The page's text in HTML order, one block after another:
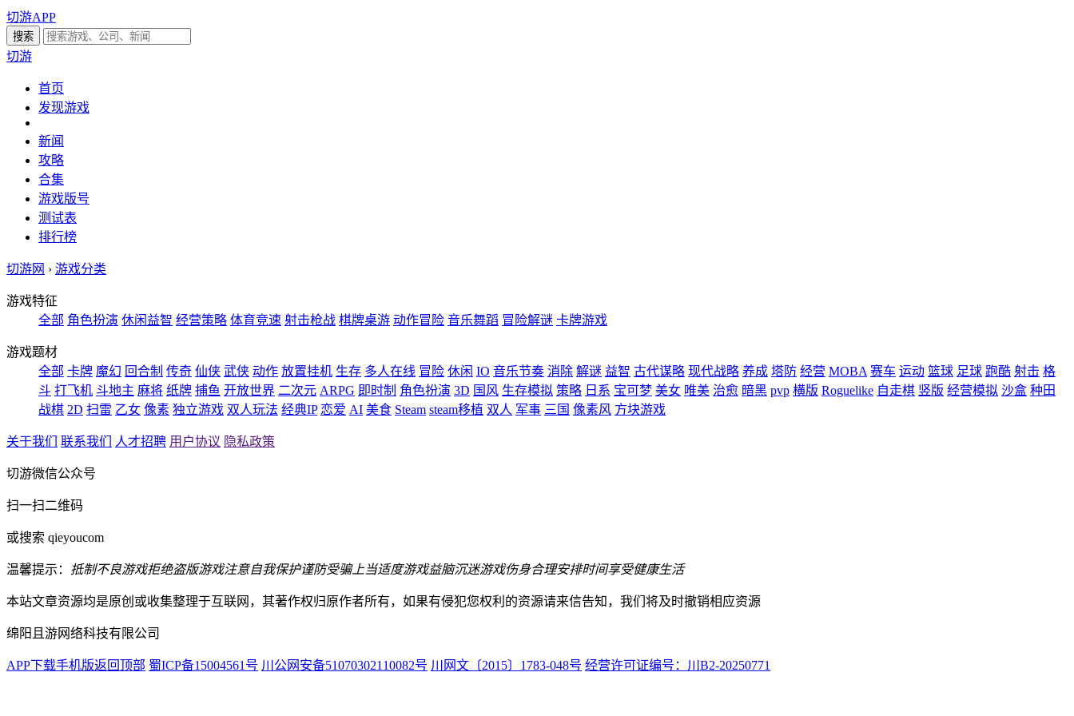
切游APP
切游
首页
发现游戏
新闻
攻略
合集
游戏版号
测试表
排行榜
切游网 › 游戏分类
游戏特征
全部 角色扮演 休闲益智 经营策略 体育竞速 射击枪战 棋牌桌游 动作冒险 音乐舞蹈 冒险解谜 卡牌游戏
游戏题材
全部 卡牌 魔幻 回合制 传奇 仙侠 武侠 动作 放置挂机 生存 多人在线 冒险 休闲 IO 音乐节奏 消除 解谜 益智 古代谋略 现代战略 养成 塔防 经营 MOBA 赛车 运动 篮球 足球 跑酷 射击 格
斗 打飞机 斗地主 麻将 纸牌 捕鱼 开放世界 二次元 ARPG 即时制 角色扮演 3D 国风 生存模拟 策略 日系 宝可梦 美女 唯美 治愈 暗黑 pvp 横版 Roguelike 自走棋 竖版 经营模拟 沙盒 种田
战棋 2D 扫雷 乙女 像素 独立游戏 双人玩法 经典IP 恋爱 AI 美食 Steam steam移植 双人 军事 三国 像素风 方块游戏
关于我们 联系我们 人才招聘 用户协议 隐私政策
切游微信公众号
扫一扫二维码
或搜索 qieyoucom
温馨提示： 抵制不良游戏拒绝盗版游戏注意自我保护谨防受骗上当适度游戏益脑沉迷游戏伤身合理安排时间享受健康生活
本站文章资源均是原创或收集整理于互联网，其著作权归原作者所有，如果有侵犯您权利的资源请来信告知，我们将及时撤销相应资源
绵阳且游网络科技有限公司
APP下载手机版返回顶部 蜀ICP备15004561号 川公网安备51070302110082号 川网文〔2015〕1783-048号 经营许可证编号：川B2-20250771